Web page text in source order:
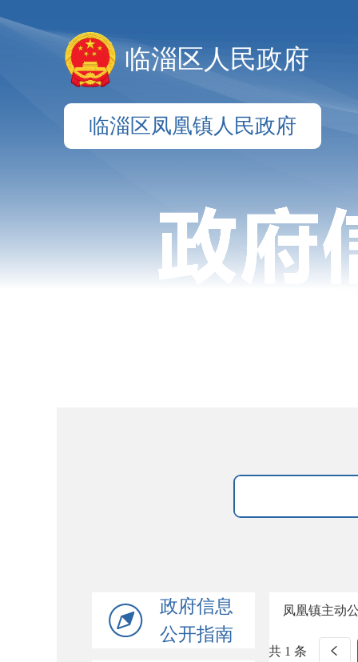
临淄区人民政府
临淄区凤凰镇人民政府
政府信息
公开指南
凤凰镇主动
共 1 条